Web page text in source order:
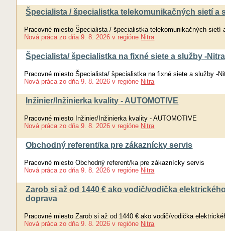
Špecialista / špecialistka telekomunikačných sietí a
Pracovné miesto Špecialista / špecialistka telekomunikačných sietí
Nová práca zo dňa 9. 8. 2026 v regióne Nitra
Špecialista/ špecialistka na fixné siete a služby -Nitra
Pracovné miesto Špecialista/ špecialistka na fixné siete a služby -
Nová práca zo dňa 9. 8. 2026 v regióne Nitra
Inžinier/Inžinierka kvality - AUTOMOTIVE
Pracovné miesto Inžinier/Inžinierka kvality - AUTOMOTIVE
Nová práca zo dňa 9. 8. 2026 v regióne Nitra
Obchodný referent/ka pre zákaznícky servis
Pracovné miesto Obchodný referent/ka pre zákaznícky servis
Nová práca zo dňa 9. 8. 2026 v regióne Nitra
Zarob si až od 1440 € ako vodič/vodička
doprava
Pracovné miesto Zarob si až od 1440 € ako vodič/vodička
Nová práca zo dňa 9. 8. 2026 v regióne Nitra